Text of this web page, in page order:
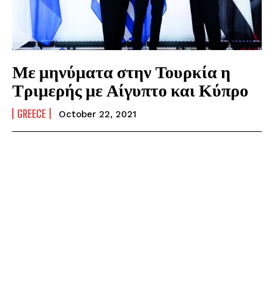
Με μηνύματα στην Τουρκία η
Τριμερής με Αίγυπτο και Κύπρο
GREECE October 22, 2021